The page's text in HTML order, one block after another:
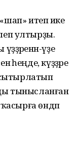
«шап» итеп ике
ултырҙы.
үҙе
һеңде, күҙҙәре
сытырлатып
тынысланған
өндәп